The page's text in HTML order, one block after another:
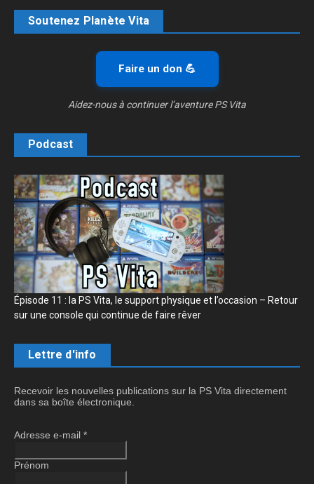
Soutenez Planète Vita
Faire un don 💪
Aidez-nous à continuer l’aventure PS Vita
Podcast
Épisode 11 : la PS Vita, le support physique et l’occasion – Retour
sur une console qui continue de faire rêver
Lettre d'info
Recevoir les nouvelles publications sur la PS Vita directement
dans sa boîte électronique.
Adresse e-mail *
Prénom